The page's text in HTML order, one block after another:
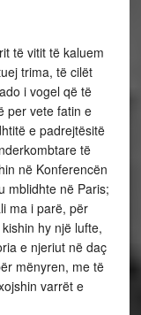
vitit të kaluem
trima, të cilët
i vogel që të
per vete fatin e
e padrejtësitë
të
në Konferencën
mblidhte në Paris;
ma i parë, për
hy një lufte,
e njeriut në daç
mënyren, me të
varrët e